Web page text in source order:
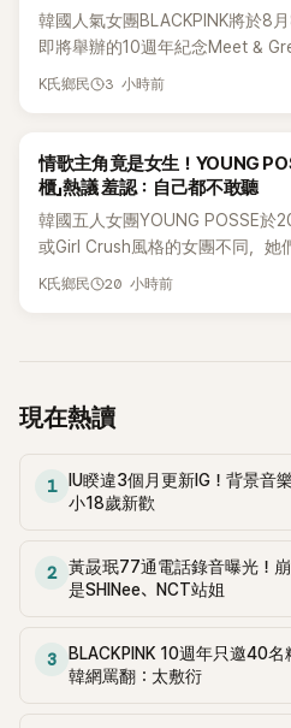
韓國人氣女團BLACKPINK將於8
即將舉辦的10週年紀念Meet &
合體。根據韓媒《MyDaily》7日報
K氏鄉民 3 小時前
K-POP
情歌主角竟是女生！YOUNG
櫃」熱議 羞認：自己都不敢聽
韓國五人女團YOUNG POSSE於
或Girl Crush風格的女團不同，她
創Rap及成員親自參與創作為特
K氏鄉民 20 小時前
現在熱讀
1
IU睽違3個月更新IG！背景音
小18歲新歡
2
黃晸珉77通電話錄音曝光！崩
是SHINee、NCT站姐
3
BLACKPINK 10週年只邀40
韓網罵翻：太敷衍